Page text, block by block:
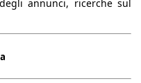
kg
annunci, ricerche sul